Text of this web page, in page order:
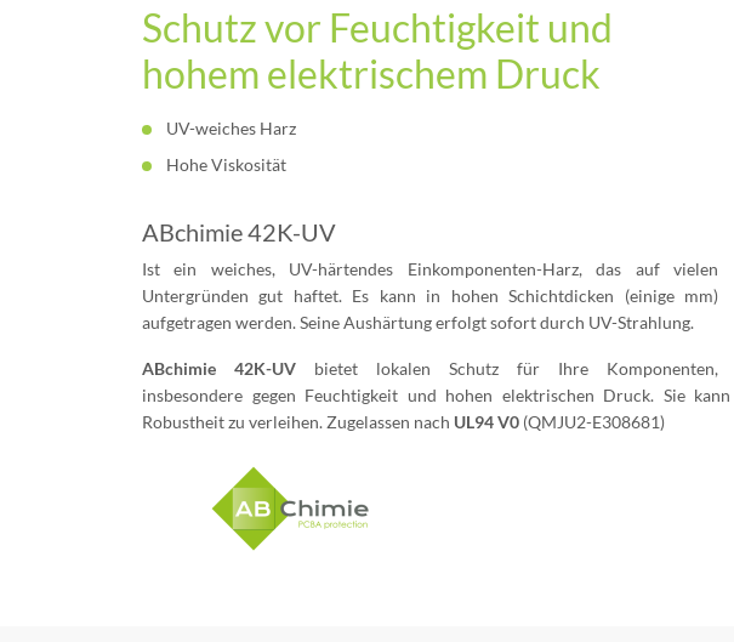
Schutz vor Feuchtigkeit und
hohem elektrischem Druck
UV-weiches Harz
Hohe Viskosität
ABchimie 42K-UV
Ist ein weiches, UV-härtendes Einkomponenten-Harz, das auf vielen
Untergründen gut haftet. Es kann in hohen Schichtdicken (einige mm)
aufgetragen werden. Seine Aushärtung erfolgt sofort durch UV-Strahlung.
ABchimie 42K-UV bietet lokalen Schutz für Ihre Komponenten,
insbesondere gegen Feuchtigkeit und hohen elektrischen Druck. Sie
Robustheit zu verleihen. Zugelassen nach UL94 V0 (QMJU2-E308681)